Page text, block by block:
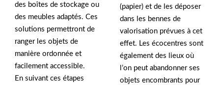
des boîtes de stockage ou
des meubles adaptés. Ces
solutions permettront de
ranger les objets de
manière ordonnée et
facilement accessible.
En suivant ces étapes
(papier) et de les déposer
dans les bennes de
valorisation prévues à cet
effet. Les écocentres sont
également des lieux où
l’on peut abandonner ses
objets encombrants pour